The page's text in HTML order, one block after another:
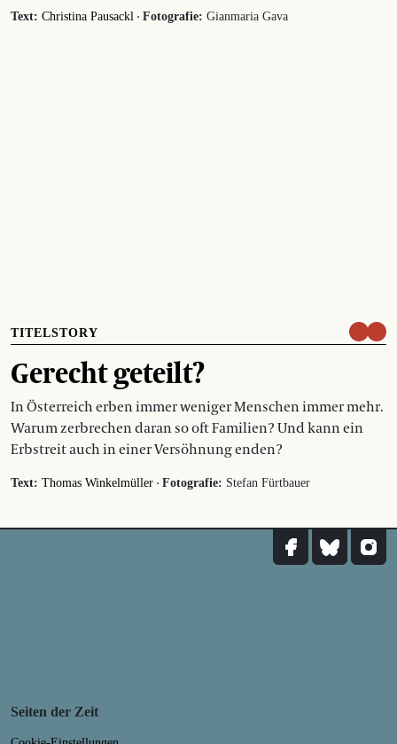
Text: Christina Pausackl · Fotografie: Gianmaria Gava
TITELSTORY
Gerecht geteilt?
In Österreich erben immer weniger Menschen immer mehr.
Warum zerbrechen daran so oft Familien? Und kann ein
Erbstreit auch in einer Versöhnung enden?
Text: Thomas Winkelmüller · Fotografie: Stefan Fürtbauer
Seiten der Zeit